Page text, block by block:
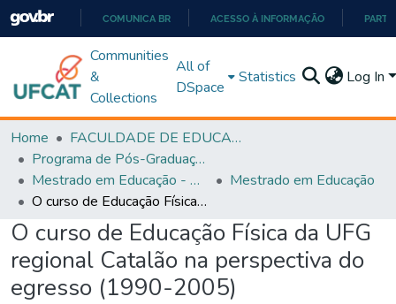
PARA
O
COMUNICA BR ACESSO À INFORMAÇÃO
Communities
&
Collections
All of
DSpace
Statistics Log In
Home
FACULDADE DE EDUCAÇÃO
Programa de Pós-Graduação em Educação (PPGEDUC)
Mestrado em Educação - PPGEDUC
Mestrado em Educação
O curso de Educação Física da UFG regional Catalão na perspectiva do egresso (1990-2005)
O curso de Educação Física da UFG
regional Catalão na perspectiva do
egresso (1990-2005)